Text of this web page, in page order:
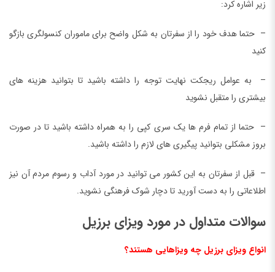
زیر اشاره کرد:
– حتما هدف خود را از سفرتان به شکل واضح برای ماموران کنسولگری بازگو
کنید
– به عوامل ریجکت نهایت توجه را داشته باشید تا بتوانید هزینه های
بیشتری را متقبل نشوید
– حتما از تمام فرم ها یک سری کپی را به همراه داشته باشید تا در صورت
بروز مشکلی بتوانید پیگیری های لازم را داشته باشید.
– قبل از سفرتان به این کشور می توانید در مورد آداب و رسوم مردم آن نیز
اطلاعاتی را به دست آورید تا دچار شوک فرهنگی نشوید.
سوالات متداول در مورد ویزای برزیل
انواع ویزای برزیل چه ویزاهایی هستند؟